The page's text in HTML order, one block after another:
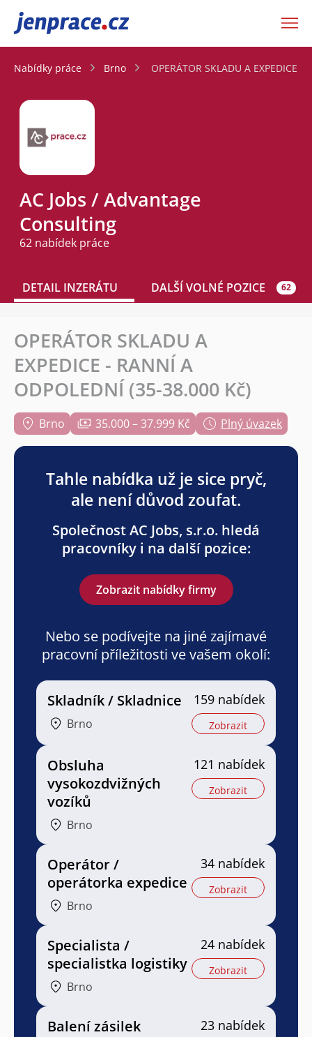
JenPráce.cz
Nabídky práce Brno OPERÁTOR SKLADU A EXPEDICE
AC Jobs / Advantage
Consulting
62 nabídek práce
DETAIL INZERÁTU DALŠÍ VOLNÉ POZICE 62
OPERÁTOR SKLADU A
EXPEDICE - RANNÍ A
ODPOLEDNÍ (35-38.000 Kč)
Brno 35.000 – 37.999 Kč Plný úvazek
Tahle nabídka už je sice pryč,
ale není důvod zoufat.
Společnost AC Jobs, s.r.o. hledá
pracovníky i na další pozice:
Zobrazit nabídky firmy
Nebo se podívejte na jiné zajímavé
pracovní příležitosti ve vašem okolí:
Skladník / Skladnice
Brno
159 nabídek
Zobrazit
Obsluha
vysokozdvižných
vozíků
Brno
121 nabídek
Zobrazit
Operátor /
operátorka expedice
Brno
34 nabídek
Zobrazit
Specialista /
specialistka logistiky
Brno
24 nabídek
Zobrazit
Balení zásilek 23 nabídek